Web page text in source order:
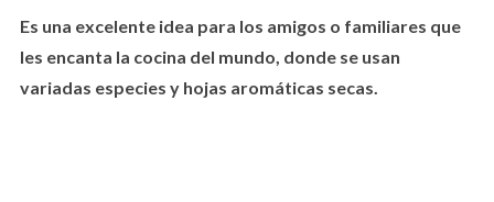
Es una excelente idea para los amigos o familiares que
les encanta la cocina del mundo, donde se usan
variadas especies y hojas aromáticas secas.